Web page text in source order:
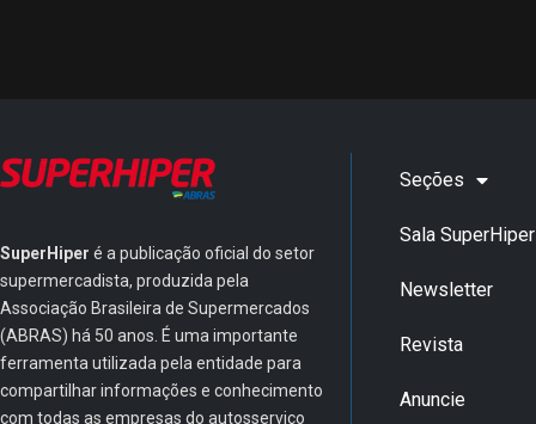
SuperHiper é a publicação oficial do setor
supermercadista, produzida pela
Associação Brasileira de Supermercados
(ABRAS) há 50 anos. É uma importante
ferramenta utilizada pela entidade para
compartilhar informações e conhecimento
com todas as empresas do autosserviço
Seções
Sala SuperHiper
Newsletter
Revista
Anuncie